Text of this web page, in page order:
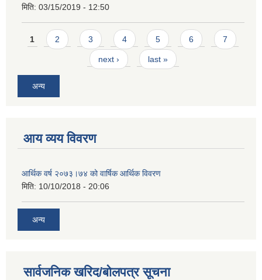
मिति: 03/15/2019 - 12:50
Pages
1 2 3 4 5 6 7
next › last »
अन्य
आय व्यय विवरण
आर्थिक वर्ष २०७३।७४ को वार्षिक आर्थिक विवरण
मिति: 10/10/2018 - 20:06
अन्य
सार्वजनिक खरिद/बोलपत्र सूचना